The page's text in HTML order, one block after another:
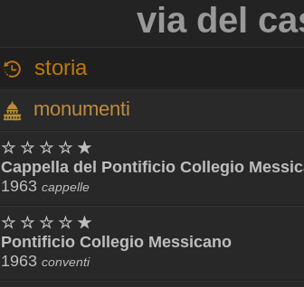
via del
storia
monumenti
☆ ☆ ☆ ☆ ★
Cappella del Pontificio Collegio
1963 cappelle
☆ ☆ ☆ ☆ ★
Pontificio Collegio Messicano
1963 conventi